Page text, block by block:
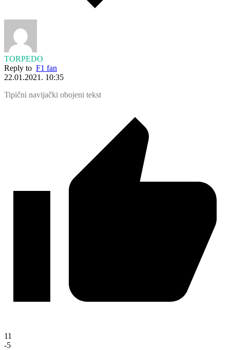
TORPEDO
Reply to F1 fan
22.01.2021. 10:35
Tipični navijački obojeni tekst
11
-5